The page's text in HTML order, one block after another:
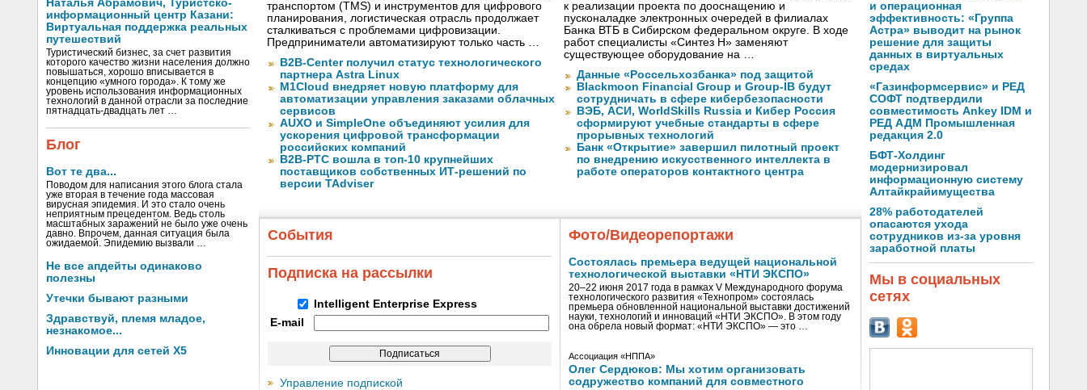
Наталья Абрамович, Туристско-
информационный центр Казани:
Виртуальная поддержка реальных
путешествий
Туристический бизнес, за счет развития
которого качество жизни населения должно
повышаться, хорошо вписывается в
концепцию «умного города». К тому же
уровень использования информационных
технологий в данной отрасли за последние
пятнадцать-двадцать лет …
Блог
Вот те два...
Поводом для написания этого блога стала
уже вторая в течение года массовая
вирусная эпидемия. И это стало очень
неприятным прецедентом. Ведь столь
масштабных заражений не было уже очень
давно. Впрочем, данная ситуация была
ожидаемой. Эпидемию вызвали …
Не все апдейты одинаково
полезны
Утечки бывают разными
Здравствуй, племя младое,
незнакомое...
Инновации для сетей X5
транспортом (TMS) и инструментов для цифрового
планирования, логистическая отрасль продолжает
сталкиваться с проблемами цифровизации.
Предприниматели автоматизируют только часть …
B2B-Center получил статус технологического
партнера Astra Linux
M1Cloud внедряет новую платформу для
автоматизации управления заказами облачных
сервисов
AUXO и SimpleOne объединяют усилия для
ускорения цифровой трансформации
российских компаний
B2B-РТС вошла в топ-10 крупнейших
поставщиков собственных ИТ-решений по
версии TAdviser
к реализации проекта по дооснащению и
пусконаладке электронных очередей в филиалах
Банка ВТБ в Сибирском федеральном округе. В ходе
работ специалисты «Синтез Н» заменяют
существующее оборудование на …
Данные «Россельхозбанка» под защитой
Blackmoon Financial Group и Group-IB будут
сотрудничать в сфере кибербезопасности
ВЭБ, АСИ, WorldSkills Russia и Кибер Россия
сформируют учебные стандарты в сфере
прорывных технологий
Банк «Открытие» завершил пилотный проект
по внедрению искусственного интеллекта в
работе операторов контактного центра
События
Подписка на рассылки
Intelligent Enterprise Express
E-mail
Управление подпиской
Фото/Видеорепортажи
Состоялась премьера ведущей национальной
технологической выставки «НТИ ЭКСПО»
20–22 июня 2017 года в рамках V Международного форума
технологического развития «Технопром» состоялась
премьера обновленной национальной выставки достижений
науки, технологий и инноваций «НТИ ЭКСПО». В этом году
она обрела новый формат: «НТИ ЭКСПО» — это …
Ассоциация «НППА»
Олег Сердюков: Мы хотим организовать
содружество компаний для совместного
и операционная
эффективность: «Группа
Астра» выводит на рынок
решение для защиты
данных в виртуальных
средах
«Газинформсервис» и РЕД
СОФТ подтвердили
совместимость Ankey IDM и
РЕД АДМ Промышленная
редакция 2.0
БФТ-Холдинг
модернизировал
информационную систему
Алтайкрайимущества
28% работодателей
опасаются ухода
сотрудников из-за уровня
заработной платы
Мы в социальных
сетях